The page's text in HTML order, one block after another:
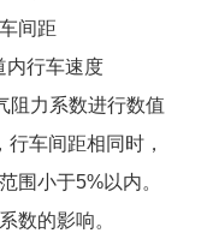
间距
内行车速度
阻力系数进行数值
车间距相同时，
围小于5%以内。
数的影响。